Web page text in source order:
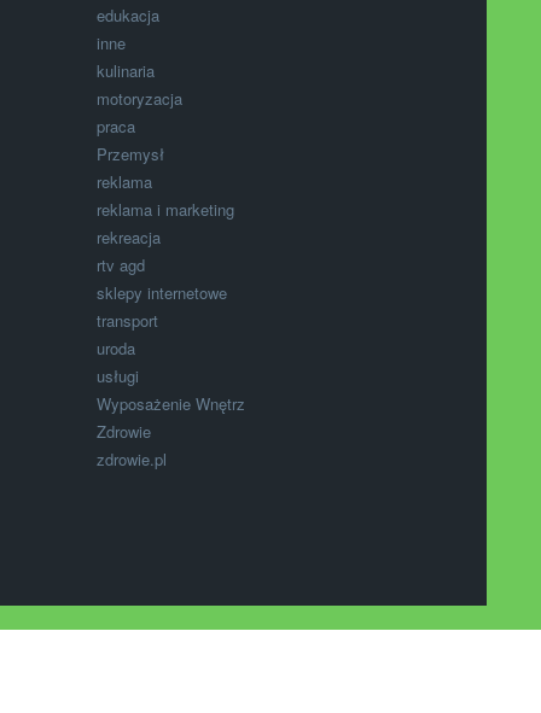
edukacja
inne
kulinaria
motoryzacja
praca
Przemysł
reklama
reklama i marketing
rekreacja
rtv agd
sklepy internetowe
transport
uroda
usługi
Wyposażenie Wnętrz
Zdrowie
zdrowie.pl